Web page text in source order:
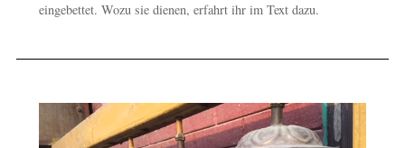
eingebettet. Wozu sie dienen, erfahrt ihr im Text dazu.